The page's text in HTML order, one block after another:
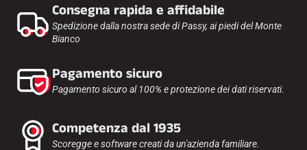
Consegna rapida e affidabile
Spedizione dalla nostra sede di Passy, ai piedi del Monte
Bianco
Pagamento sicuro
Pagamento sicuro al 100% e protezione dei dati riservati.
Competenza dal 1935
Scoregge e software creati da un'azienda familiare.